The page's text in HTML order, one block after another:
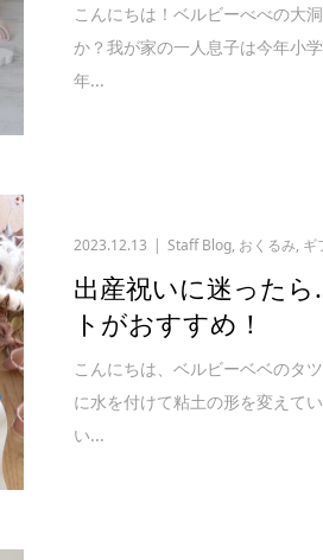
こんにちは！ベルビーべべの大
か？我が家の一人息子は今年小
年...
2023.12.13 Staff Blog, おくるみ, ギ
出産祝いに迷った
トがおすすめ！
こんにちは、ベルビーベベのタ
に水を付けて粘土の形を変えて
い...